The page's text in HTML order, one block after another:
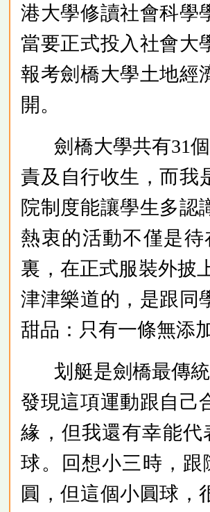
港大學修讀社會科學
當要正式投入社會大
報考劍橋大學土地經
開。
劍橋大學共有31
責及自行收生，而我
院制度能讓學生多認
熱衷的活動不僅是待
裏，在正式服裝外披
津津樂道的，是跟同
甜品：只有一條無添
划艇是劍橋最傳
發現這項運動跟自己
緣，但我還有幸能代
球。回想小三時，
圓，但這個小圓球，